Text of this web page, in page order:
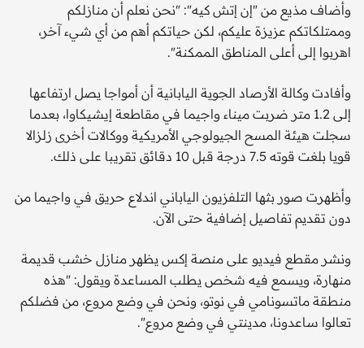
وأضاف مذيع من "إن إتش كيه": "نحن نعلم أن منازلكم
وممتلكاتكم عزيزة عليكم، لكن حياتكم أهم من أي شيء آخر،
اهربوا إلى أعلى المناطق الممكنة".
وأفادت وكالة الأرصاد الجوية اليابانية أن أمواجا يصل ارتفاعها
إلى 1.2 متر ضربت ميناء واجيما في مقاطعة إيشيكاوا، بعدما
سجلت هيئة المسح الجيولوجي الأمريكية ووكالات أخرى زلزالا
قويا بلغت قوته 7.5 درجة قبل 10 دقائق تقريبا على ذلك.
وأظهرت صور بثها التلفزيون الياباني اندلاع حريق في واجيما من
دون تقديم تفاصيل إضافية حتى الآن.
ونشر مقطع فيديو على منصة إكس يظهر منازل خشب قديمة
منهارة، ويسمع فيه شخص يطلب المساعدة ويقول: "هذه
منطقة ماتسونامي في نوتو، ونحن في وضع مروع، من فضلكم
تعالوا ساعدونا، مدينتي في وضع مروع".